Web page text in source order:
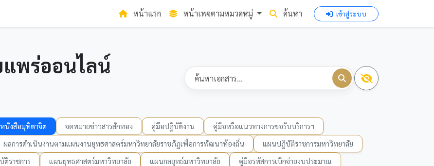
หน้าแรก หน้าเพจตามหมวดหมู่ ค้นหา เข้าสู่ระบบ
แพร่ออนไลน์
หนังสือมุทิตาจิต จดหมายข่าวสารสักทอง คู่มือปฏิบัติงาน
คู่มือหรือแนวทางการขอรับบริการฯ
ผลการดำเนินงานตามแผนงานยุทธศาสตร์มหาวิทยาลัยราชภัฏเพื่อการพัฒนาท้องถิ่น
แผนปฏิบัติราชการมหาวิทยาลัย
ติราชการ
แผนยุทธศาสตร์มหาวิทยาลัย แผนกลยุทธ์มหาวิทยาลัย
คู่มือรหัสการเบิกจ่ายงบประมาณ